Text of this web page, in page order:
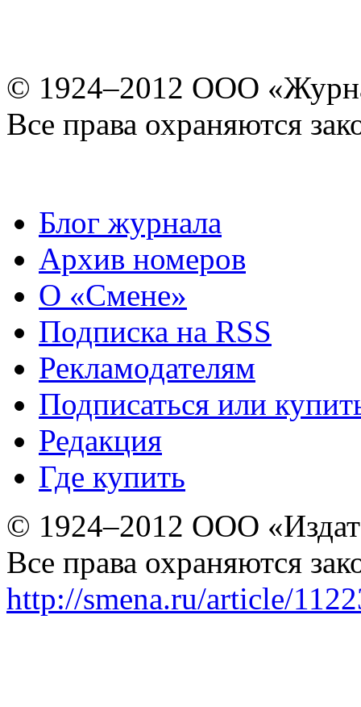
© 1924–2012 ООО
Все права охраняются
Блог журнала
Архив номеров
О «Смене»
Подписка на RSS
Рекламодателям
Подписаться или
Редакция
Где купить
© 1924–2012 ООО
Все права охраняются
http://smena.ru/article/